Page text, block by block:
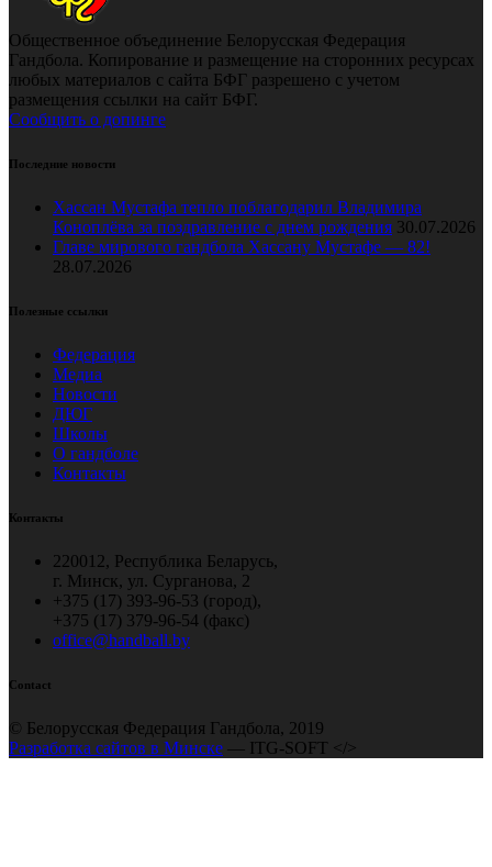
Общественное объединение Белорусская Федерация
Гандбола. Копирование и размещение на сторонних ресурсах
любых материалов с сайта БФГ разрешено с учетом
размещения ссылки на сайт БФГ.
Сообщить о допинге
Последние новости
Хассан Мустафа тепло поблагодарил Владимира
Коноплёва за поздравление с днем рождения 30.07.2026
Главе мирового гандбола Хассану Мустафе — 82!
28.07.2026
Полезные ссылки
Федерация
Медиа
Новости
ДЮГ
Школы
О гандболе
Контакты
Контакты
220012, Республика Беларусь,
г. Минск, ул. Сурганова, 2
+375 (17) 393-96-53 (город),
+375 (17) 379-96-54 (факс)
office@handball.by
Contact
© Белорусская Федерация Гандбола, 2019
Разработка сайтов в Минске — ITG-SOFT </>